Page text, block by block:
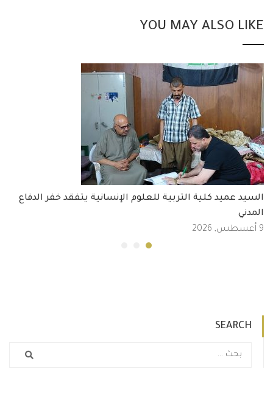
YOU MAY ALSO LIKE
السيد عميد كلية التربية للعلوم الإنسانية يتفقد خفر الدفاع
المدني
9 أغسطس, 2026
SEARCH